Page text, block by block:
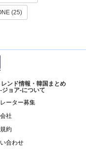
(25)
レンド情報・韓国まとめ
ョア-について
ーター募集
社
約
合わせ